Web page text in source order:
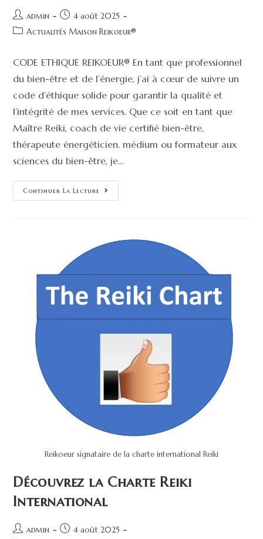
admin
4 août 2025
Actualités Maison Reikoeur®
CODE ETHIQUE REIKOEUR® En tant que professionnel
du bien-être et de l’énergie, j’ai à cœur de suivre un
code d’éthique solide pour garantir la qualité et
l’intégrité de mes services. Que ce soit en tant que
Maître Reiki, coach de vie certifié bien-être,
thérapeute énergéticien, médium ou formateur aux
sciences du bien-être, je…
Continuer La Lecture
Reikoeur signataire de la charte international Reiki
Découvrez la Charte Reiki
International
admin
4 août 2025